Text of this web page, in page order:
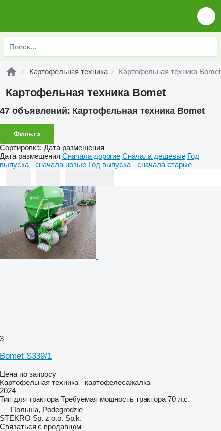
Картофельная техника Картофельная техника Bomet
Картофельная техника Bomet
47 объявлений: Картофельная техника Bomet
Фильтр
Сортировка: Дата размещения
Дата размещения Сначала дорогие Сначала дешевые Год
выпуска - сначала новые Год выпуска - сначала старые
3
Bomet S339/1
Цена по запросу
Картофельная техника - картофелесажалка
2024
Тип для трактора Требуемая мощность трактора 70 л.с.
Польша, Podegrodzie
STEKRO Sp. z o.o. Sp.k.
Связаться с продавцом